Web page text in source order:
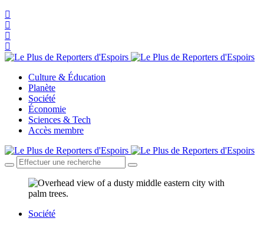
Culture & Éducation
Planète
Société
Économie
Sciences & Tech
Accès membre
Société